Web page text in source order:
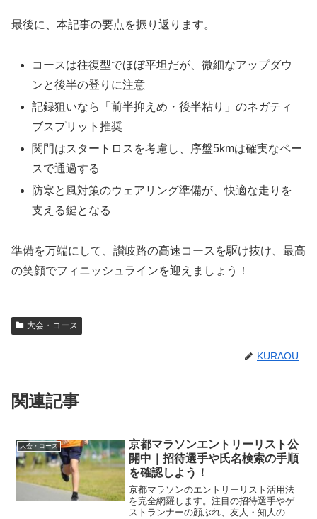
最後に、本記事の要点を振り返ります。
コースは往復型でほぼ平坦だが、微細なアップダウ
ンと後半の登りに注意
記録狙いなら「前半抑えめ・後半粘り」のネガティ
ブスプリット推奨
関門はスタートロスを考慮し、序盤5kmは確実なペー
スで通過する
防寒と風対策のウェアリング準備が、快適な走りを
支える鍵となる
準備を万端にして、讃岐路の高速コースを駆け抜け、最高
の笑顔でフィニッシュラインを迎えましょう！
大会・コース
KURAOU
関連記事
大会・コース
京都マラソンエントリーリスト公
開中｜招待選手や氏名検索の手順
を確認しよう！
京都マラソンのエントリーリスト活用法
を完全網羅します。注目の招待選手やゲ
ストランナーの顔ぶれ、友人・知人の走